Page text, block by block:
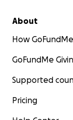
About
How
GoFundMe
Supported
Pricing